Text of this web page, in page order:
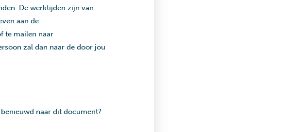
De werktijden zijn van
aan de
te mailen naar
zal dan naar de door jou
naar dit document?